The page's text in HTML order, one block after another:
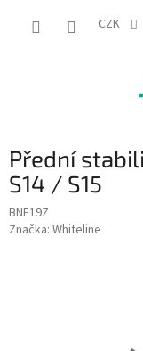
CZK
Přední
S14 / S15
BNF19Z
Značka: Whiteline